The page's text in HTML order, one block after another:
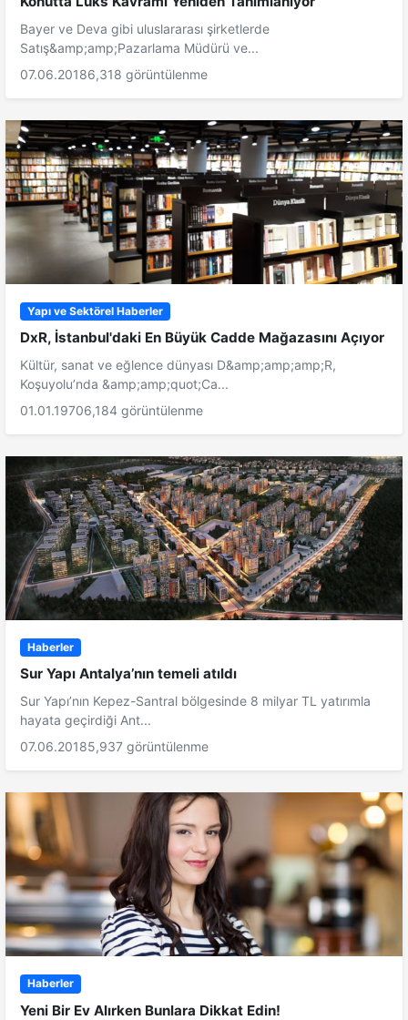
Bayer ve Deva gibi uluslararası şirketlerde
Satış&amp;amp;Pazarlama Müdürü ve...
07.06.20186,318 görüntülenme
Yapı ve Sektörel Haberler
DxR, İstanbul'daki En Büyük Cadde Mağazasını Açıyor
Kültür, sanat ve eğlence dünyası D&amp;amp;amp;R,
Koşuyolu’nda &amp;amp;quot;Ca...
01.01.19706,184 görüntülenme
Haberler
Sur Yapı Antalya’nın temeli atıldı
Sur Yapı’nın Kepez-Santral bölgesinde 8 milyar TL yatırımla
hayata geçirdiği Ant...
07.06.20185,937 görüntülenme
Haberler
Yeni Bir Ev Alırken Bunlara Dikkat Edin!